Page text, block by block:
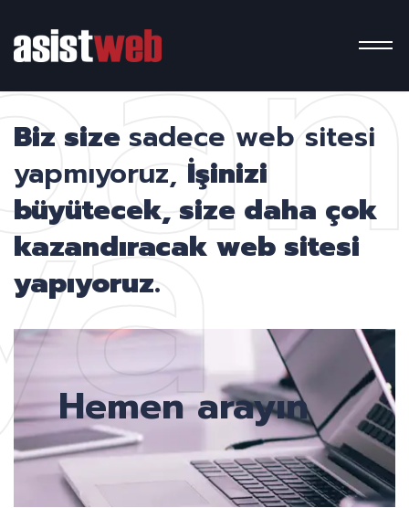
Biz size sadece web sitesi
yapmıyoruz, İşinizi
büyütecek, size daha çok
kazandıracak web sitesi
yapıyoruz.
Hemen arayın